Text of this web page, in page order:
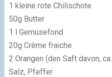
1 kleine rote Chilischote
50g Butter
1 l Gemüsefond
20g Crème fraiche
2 Orangen (den Saft davon,
Salz, Pfeffer